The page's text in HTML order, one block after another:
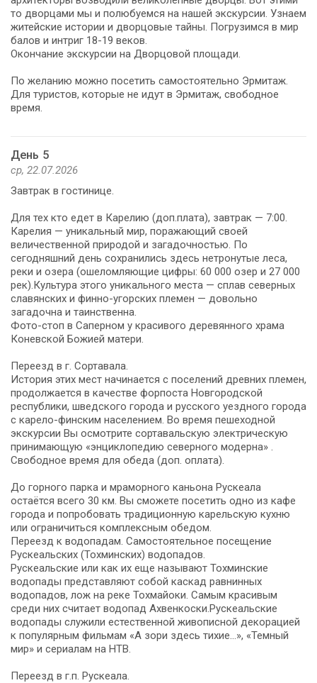
то дворцами мы и полюбуемся на нашей экскурсии. Узнаем
житейские истории и дворцовые тайны. Погрузимся в мир
балов и интриг 18-19 веков.
Окончание экскурсии на Дворцовой площади.
По желанию можно посетить самостоятельно Эрмитаж.
Для туристов, которые не идут в Эрмитаж, свободное
время.
День 5
ср, 22.07.2026
Завтрак в гостинице.
Для тех кто едет в Карелию (доп.плата), завтрак — 7:00.
Карелия — уникальный мир, поражающий своей
величественной природой и загадочностью. По
сегодняшний день сохранились здесь нетронутые леса,
реки и озера (ошеломляющие цифры: 60 000 озер и 27 000
рек).Культура этого уникального места — сплав северных
славянских и финно-угорских племен — довольно
загадочна и таинственна.
Фото-стоп в Саперном у красивого деревянного храма
Коневской Божией матери.
Переезд в г. Сортавала.
История этих мест начинается с поселений древних племен,
продолжается в качестве форпоста Новгородской
республики, шведского города и русского уездного города
с карело-финским населением. Во время пешеходной
экскурсии Вы осмотрите сортавальскую электрическую
принимающую «энциклопедию северного модерна» .
Свободное время для обеда (доп. оплата).
До горного парка и мраморного каньона Рускеала
остаётся всего 30 км. Вы сможете посетить одно из кафе
города и попробовать традиционную карельскую кухню
или ограничиться комплексным обедом.
Переезд к водопадам. Самостоятельное посещение
Рускеальских (Тохминских) водопадов.
Рускеальские или как их еще называют Тохминские
водопады представляют собой каскад равнинных
водопадов, лож на реке Тохмайоки. Самым красивым
среди них считает водопад Ахвенкоски.Рускеальские
водопады служили естественной живописной декорацией
к популярным фильмам «А зори здесь тихие…», «Темный
мир» и сериалам на НТВ.
Переезд в г.п. Рускеала.